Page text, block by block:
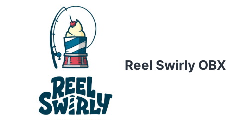
Reel Swirly OBX